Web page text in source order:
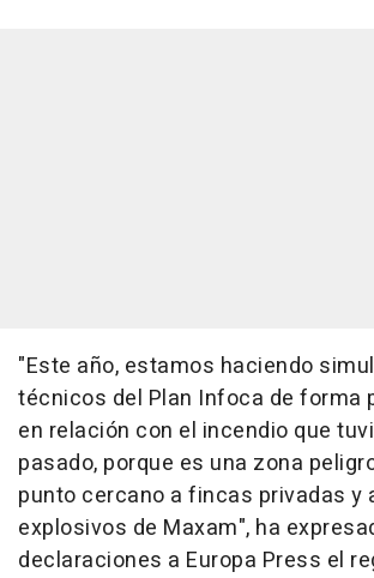
"Este año, estamos haciendo
técnicos del Plan Infoca de forma
en relación con el incendio que
pasado, porque es una zona
punto cercano a fincas privadas y
explosivos de Maxam", ha
declaraciones a Europa Press el